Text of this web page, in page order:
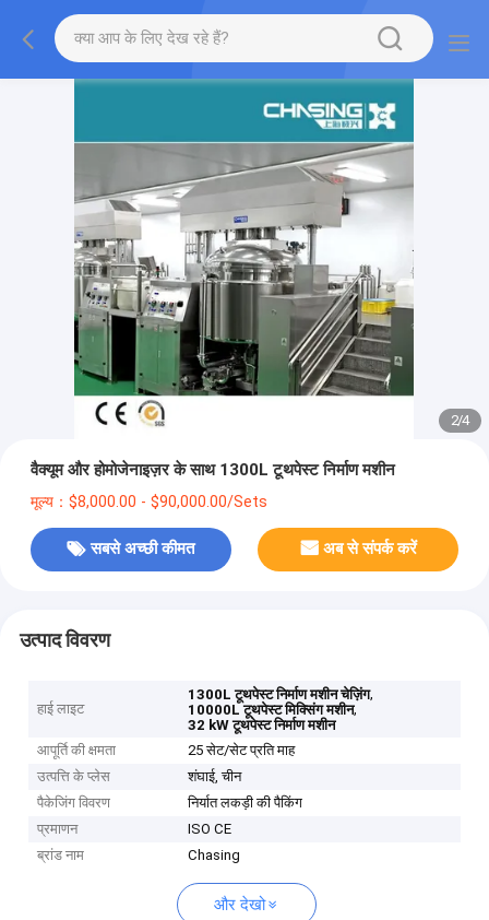
2/4
वैक्यूम और होमोजेनाइज़र के साथ 1300L टूथपेस्ट निर्माण मशीन
मूल्य：$8,000.00 - $90,000.00/Sets
सबसे अच्छी कीमत अब से संपर्क करें
उत्पाद विवरण
हाई लाइट
1300L टूथपेस्ट निर्माण मशीन चेज़िंग,
10000L टूथपेस्ट मिक्सिंग मशीन,
32 kW टूथपेस्ट निर्माण मशीन
आपूर्ति की क्षमता
25 सेट/सेट प्रति माह
उत्पत्ति के प्लेस
शंघाई, चीन
पैकेजिंग विवरण
निर्यात लकड़ी की पैकिंग
प्रमाणन
ISO CE
ब्रांड नाम
Chasing
और देखो